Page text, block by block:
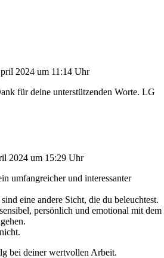
2024 um 11:14 Uhr
für deine unterstützenden Worte. LG
2024 um 15:29 Uhr
umfangreicher und interessanter
eine andere Sicht, die du beleuchtest.
persönlich und emotional mit dem
bei deiner wertvollen Arbeit.